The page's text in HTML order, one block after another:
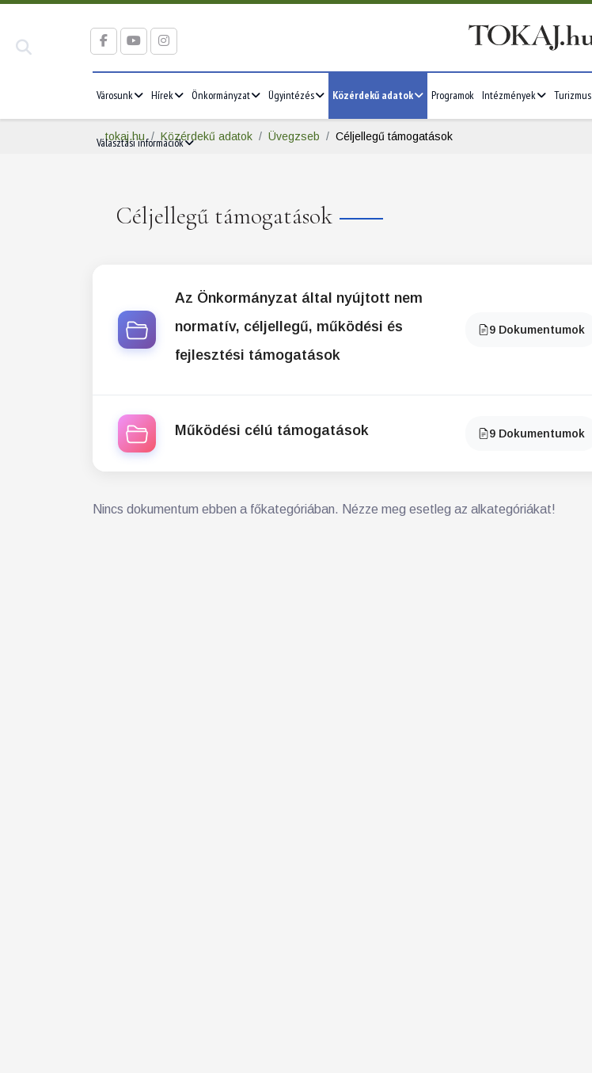
Városunk Hírek Önkormányzat Ügyintézés Közérdekű adatok Programok Intézmények Turizmus
Választási információk
tokaj.hu Közérdekű adatok Üvegzseb Céljellegű támogatások
Céljellegű támogatások
Az Önkormányzat által nyújtott nem
normatív, céljellegű, működési és
fejlesztési támogatások
9 Dokumentumok
Működési célú támogatások 9 Dokumentumok
Nincs dokumentum ebben a főkategóriában. Nézze meg esetleg az alkategóriákat!